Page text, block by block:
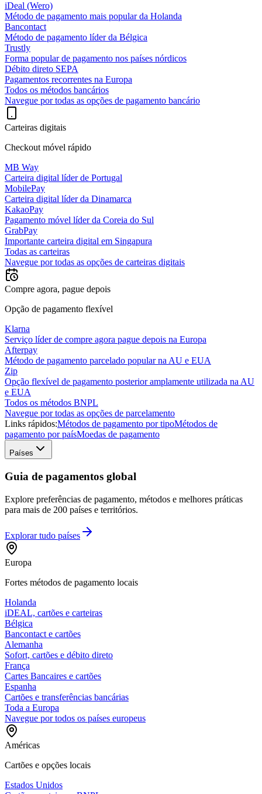
iDeal (Wero)
Método de pagamento mais popular da Holanda
Bancontact
Método de pagamento líder da Bélgica
Trustly
Forma popular de pagamento nos países nórdicos
Débito direto SEPA
Pagamentos recorrentes na Europa
Todos os métodos bancários
Navegue por todas as opções de pagamento bancário
Carteiras digitais
Checkout móvel rápido
MB Way
Carteira digital líder de Portugal
MobilePay
Carteira digital líder da Dinamarca
KakaoPay
Pagamento móvel líder da Coreia do Sul
GrabPay
Importante carteira digital em Singapura
Todas as carteiras
Navegue por todas as opções de carteiras digitais
Compre agora, pague depois
Opção de pagamento flexível
Klarna
Serviço líder de compre agora pague depois na Europa
Afterpay
Método de pagamento parcelado popular na AU e EUA
Zip
Opção flexível de pagamento posterior amplamente utilizada na AU
e EUA
Todos os métodos BNPL
Navegue por todas as opções de parcelamento
Links rápidos:Métodos de pagamento por tipoMétodos de
pagamento por paísMoedas de pagamento
Países
Guia de pagamentos global
Explore preferências de pagamento, métodos e melhores práticas
para mais de 200 países e territórios.
Explorar tudo países
Europa
Fortes métodos de pagamento locais
Holanda
iDEAL, cartões e carteiras
Bélgica
Bancontact e cartões
Alemanha
Sofort, cartões e débito direto
França
Cartes Bancaires e cartões
Espanha
Cartões e transferências bancárias
Toda a Europa
Navegue por todos os países europeus
Américas
Cartões e opções locais
Estados Unidos